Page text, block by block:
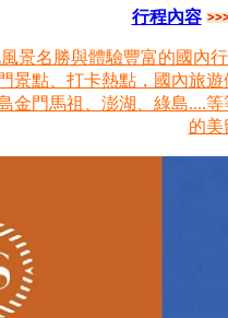
行程內容
景名勝與體驗豐富的國內
景點、打卡熱點，國內旅
金門馬祖、澎湖、綠島....
的美